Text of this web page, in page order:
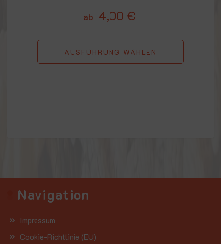
ab 4,00 €
AUSFÜHRUNG WÄHLEN
Navigation
Impressum
Cookie-Richtlinie (EU)